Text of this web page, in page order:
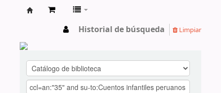
Historial de búsqueda Limpiar